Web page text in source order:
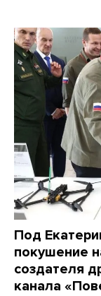
Под
покушение
создателя
канала